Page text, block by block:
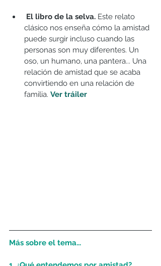
El libro de la selva. Este relato
clásico nos enseña cómo la amistad
puede surgir incluso cuando las
personas son muy diferentes. Un
oso, un humano, una pantera... Una
relación de amistad que se acaba
convirtiendo en una relación de
familia. Ver tráiler
Más sobre el tema...